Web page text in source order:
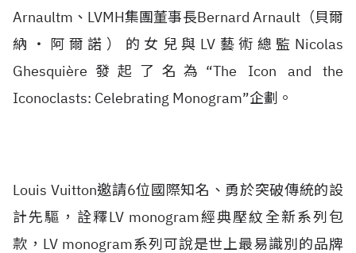
Arnaultm、LVMH集團董事長Bernard Arnault（貝爾
納‧阿爾諾）的女兒與LV藝術總監Nicolas
Ghesquière發起了名為“The Icon and the
Iconoclasts: Celebrating Monogram”企劃。
Louis Vuitton邀請6位國際知名、勇於突破傳統的設
計先驅，詮釋LV monogram經典壓紋全新系列包
款，LV monogram系列可說是世上最易識別的品牌